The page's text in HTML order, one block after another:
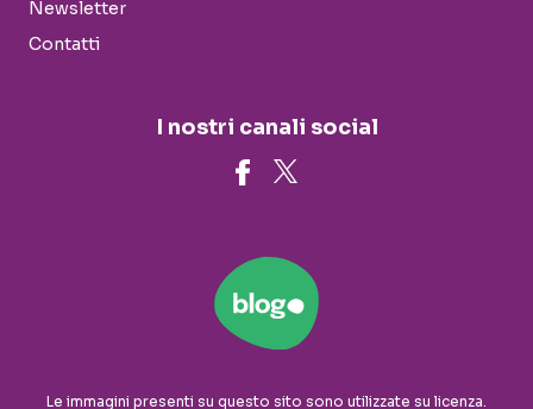
Newsletter
Contatti
I nostri canali social
Le immagini presenti su questo sito sono utilizzate su licenza.